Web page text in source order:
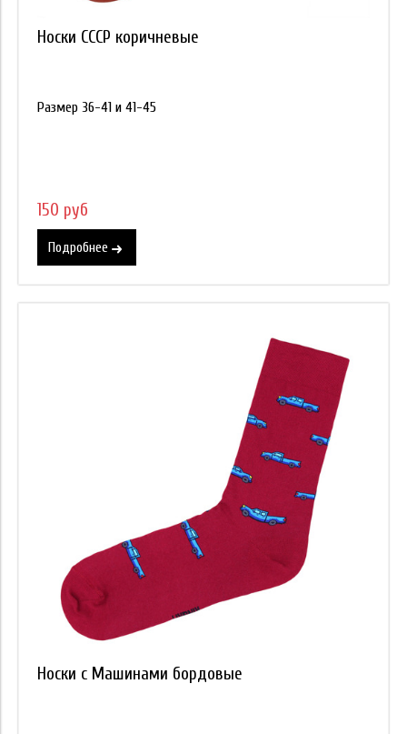
Носки СССР коричневые
Размер 36-41 и 41-45
150 руб
Подробнее
Носки с Машинами бордовые